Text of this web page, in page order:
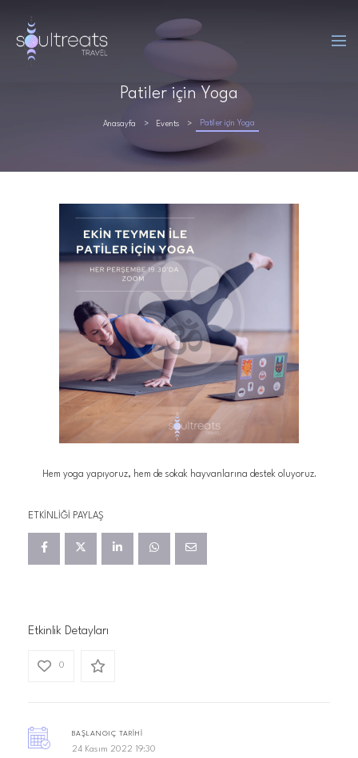
Patiler için Yoga
Anasayfa Events Patiler için Yoga
Hem yoga yapıyoruz, hem de sokak hayvanlarına destek oluyoruz.
ETKINLIĞI PAYLAŞ
Etkinlik Detayları
0
BAŞLANGIÇ TARIHI
24 Kasım 2022 19:30